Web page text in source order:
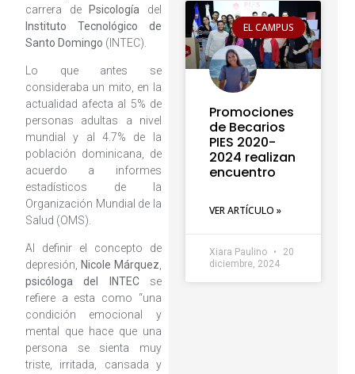
carrera de
Psicología del
Instituto Tecnológico de
Santo Domingo (INTEC).
Lo que antes se
consideraba un mito, en la
actualidad afecta al 5% de
personas adultas a nivel
mundial y al 4.7% de la
población dominicana, de
acuerdo a informes
estadísticos de la
Organización Mundial de la
Salud (OMS).
Al definir el concepto de
depresión, Nicole Márquez,
psicóloga del INTECse
refiere a esta como “una
condición emocional y
mental que hace que una
persona se sienta muy
triste, irritada, cansada y
EL CAMPUS
Promociones
de Becarios
PIES 2020-
2024 realizan
encuentro
VER ARTÍCULO »
Xiara Paulino
20
diciembre, 2024